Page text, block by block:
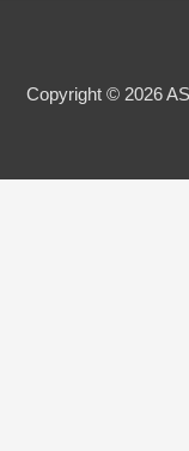
Copyright © 2026